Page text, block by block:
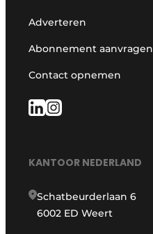
Adverteren
Abonnement aanvragen
Contact opnemen
KANTOOR NEDERLAND
Schatbeurderlaan 6
6002 ED Weert